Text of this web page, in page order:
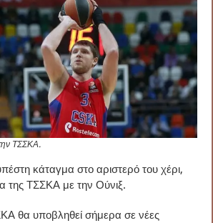
ΤΣΣΚΑ.
κάταγμα στο αριστερό του χέρι,
της ΤΣΣΚΑ με την Ούνιξ.
θα υποβληθεί σήμερα σε νέες